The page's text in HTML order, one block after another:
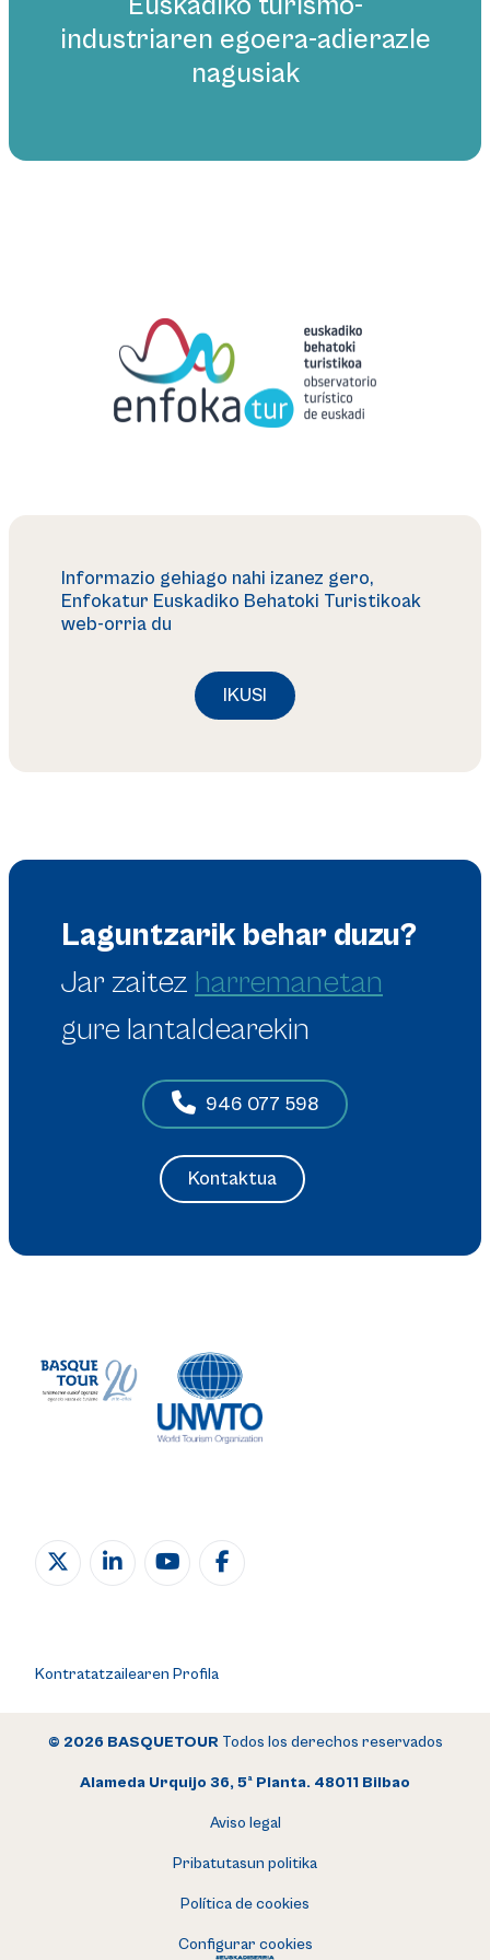
industriaren egoera-adierazle
nagusiak
Informazio gehiago nahi izanez gero,
Enfokatur Euskadiko Behatoki Turistikoak
web-orria du
IKUSI
Laguntzarik behar duzu?
Jar zaitez harremanetan
gure lantaldearekin
946 077 598
Kontaktua
Kontratatzailearen Profila
© 2026 BASQUETOURTodos los derechos reservados
Alameda Urquijo 36, 5ª Planta. 48011 Bilbao
Aviso legal
Pribatutasun politika
Política de cookies
Configurar cookies